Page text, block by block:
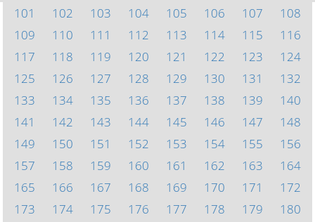
101
102 103 104 105 106 107
108
109
110 111 112 113 114 115
116
117
118 119 120 121 122 123
124
125
126 127 128 129 130 131
132
133
134 135 136 137 138 139
140
141
142 143 144 145 146 147
148
149
150 151 152 153 154 155
156
157
158 159 160 161 162 163
164
165
166 167 168 169 170 171
172
173
174 175 176 177 178 179
180